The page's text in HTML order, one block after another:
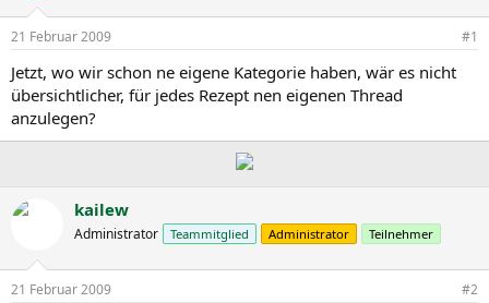
e
r
t
a
m
21 Februar 2009 #1
Jetzt, wo wir schon ne eigene Kategorie haben, wär es nicht
übersichtlicher, für jedes Rezept nen eigenen Thread
anzulegen?
kailew
Administrator Teammitglied Administrator Teilnehmer
21 Februar 2009 #2